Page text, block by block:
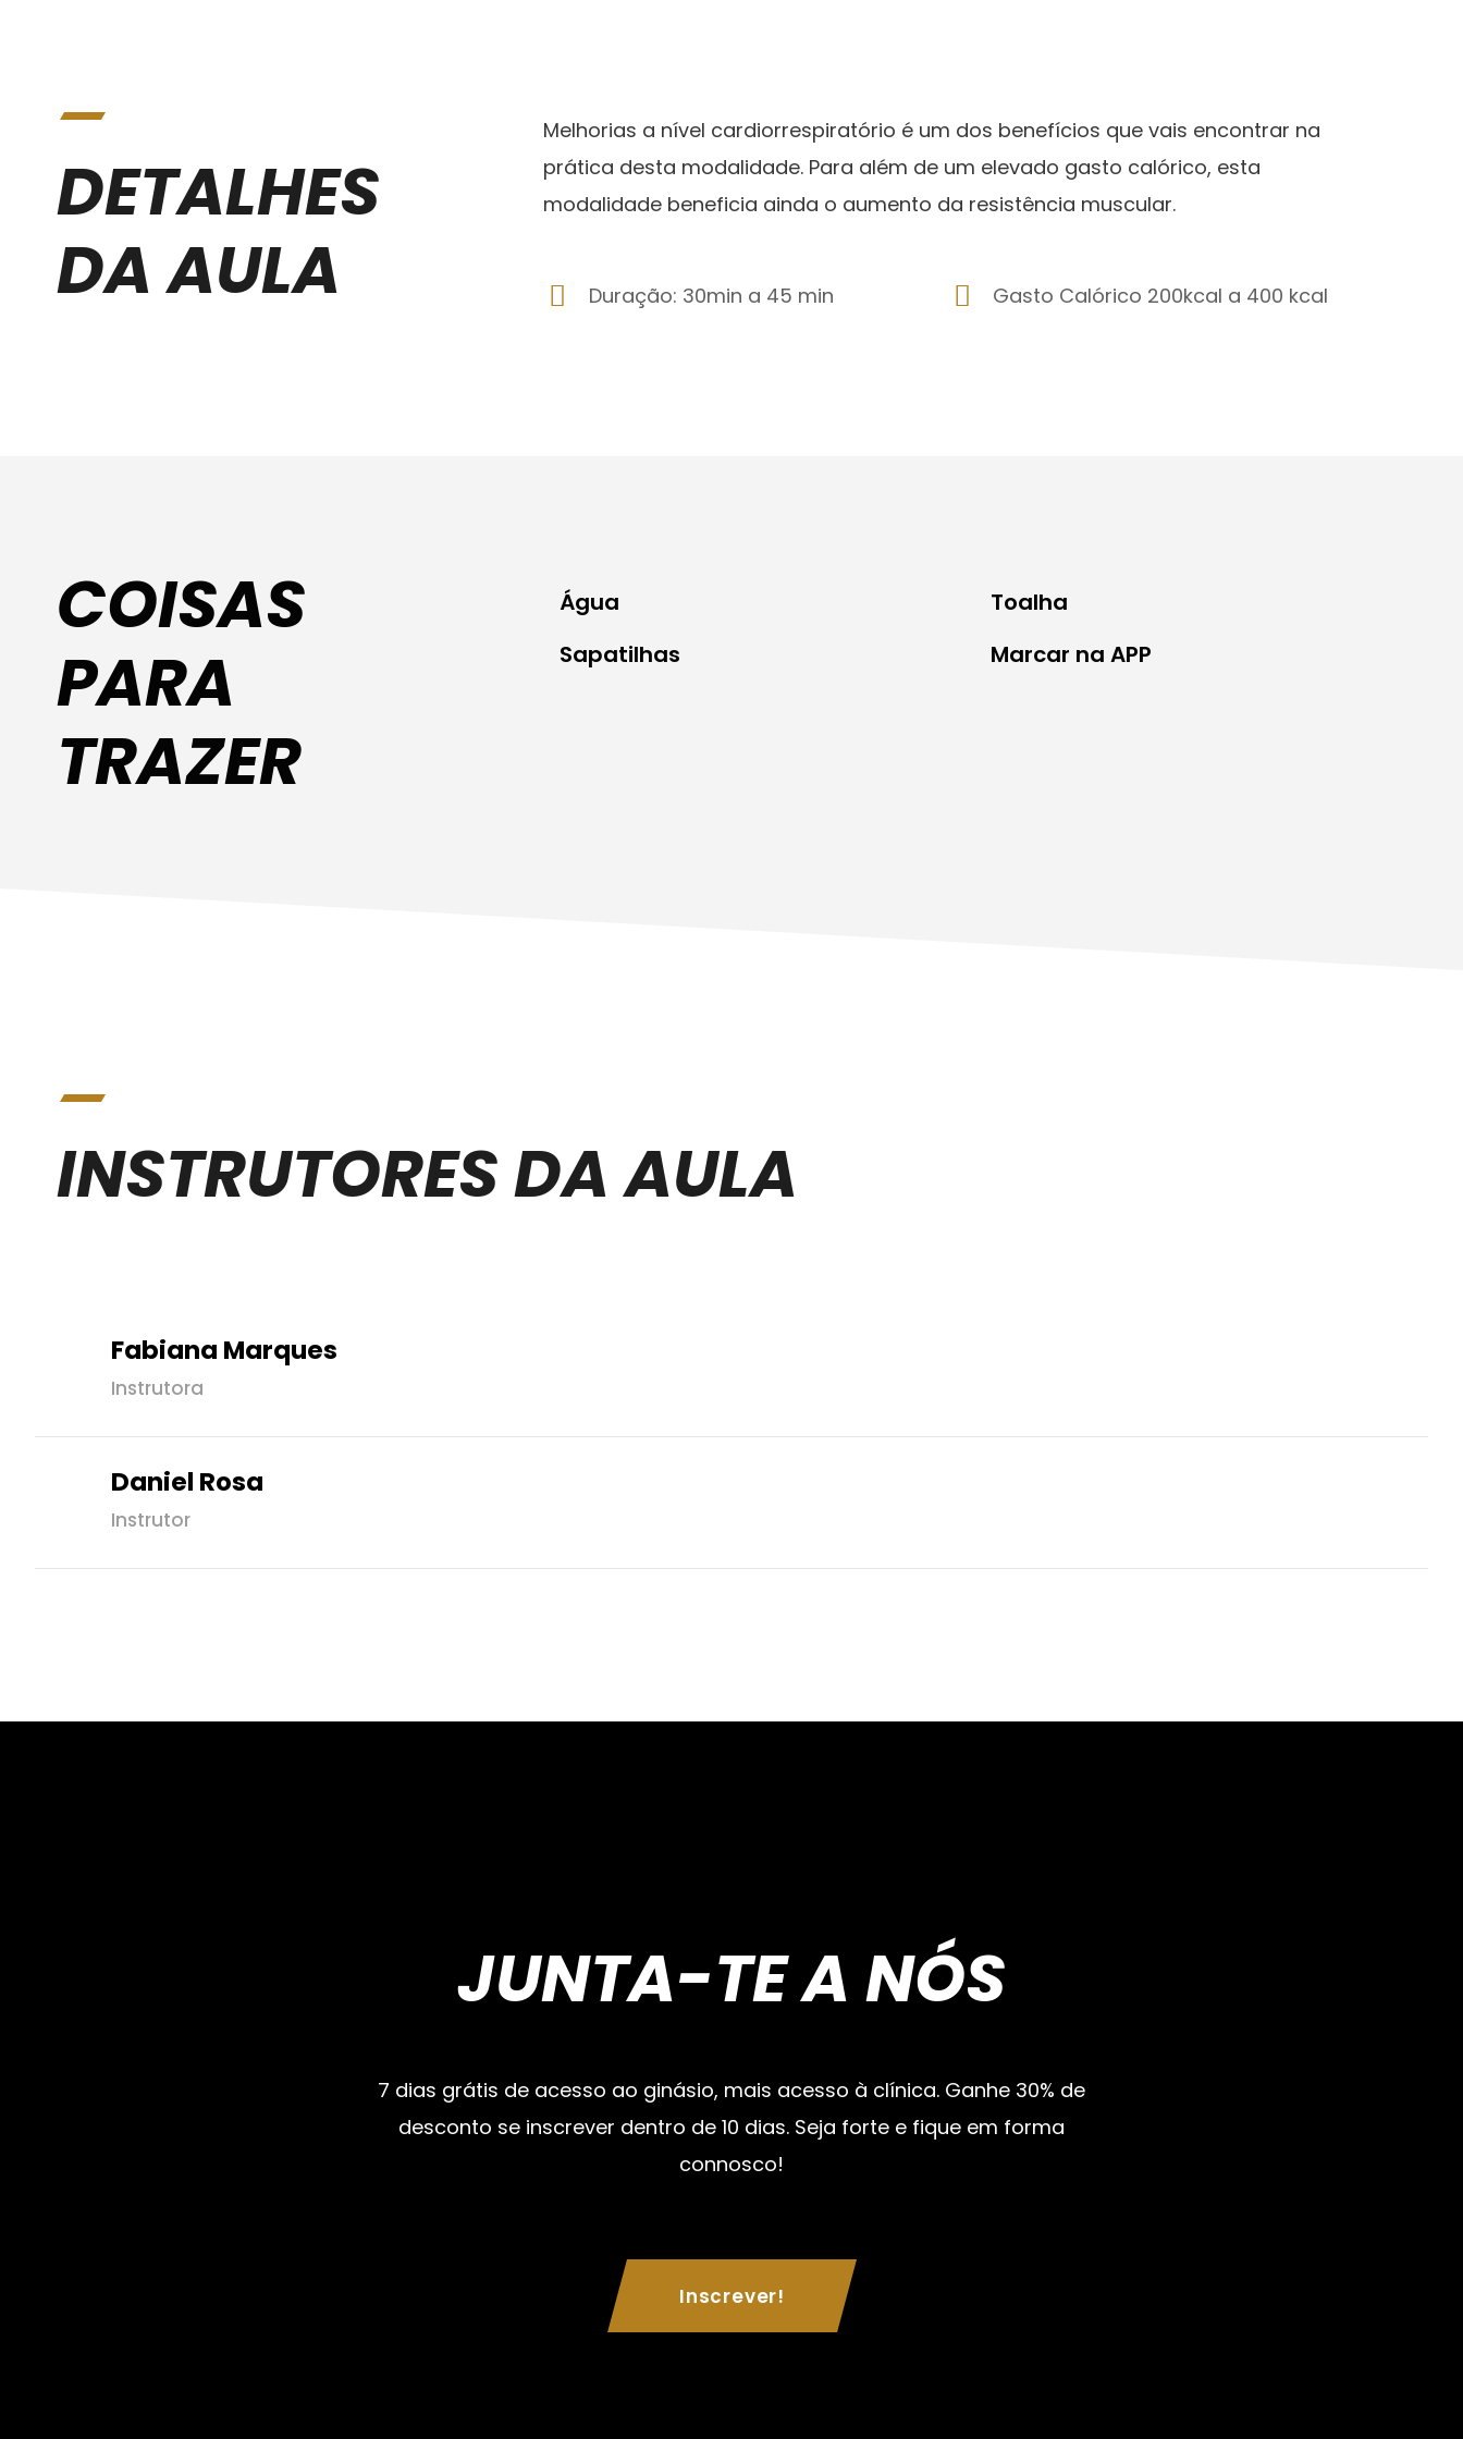
DETALHES
DA AULA
Melhorias a nível cardiorrespiratório é um dos benefícios que vais encontrar na
prática desta modalidade. Para além de um elevado gasto calórico, esta
modalidade beneficia ainda o aumento da resistência muscular.
Duração: 30min a 45 min Gasto Calórico 200kcal a 400 kcal
COISAS
PARA
TRAZER
Água
Toalha
Sapatilhas
Marcar na APP
INSTRUTORES DA AULA
Fabiana Marques
Instrutora
Daniel Rosa
Instrutor
JUNTA-TE A NÓS
7 dias grátis de acesso ao ginásio, mais acesso à clínica. Ganhe 30% de
desconto se inscrever dentro de 10 dias. Seja forte e fique em forma
connosco!
Inscrever!